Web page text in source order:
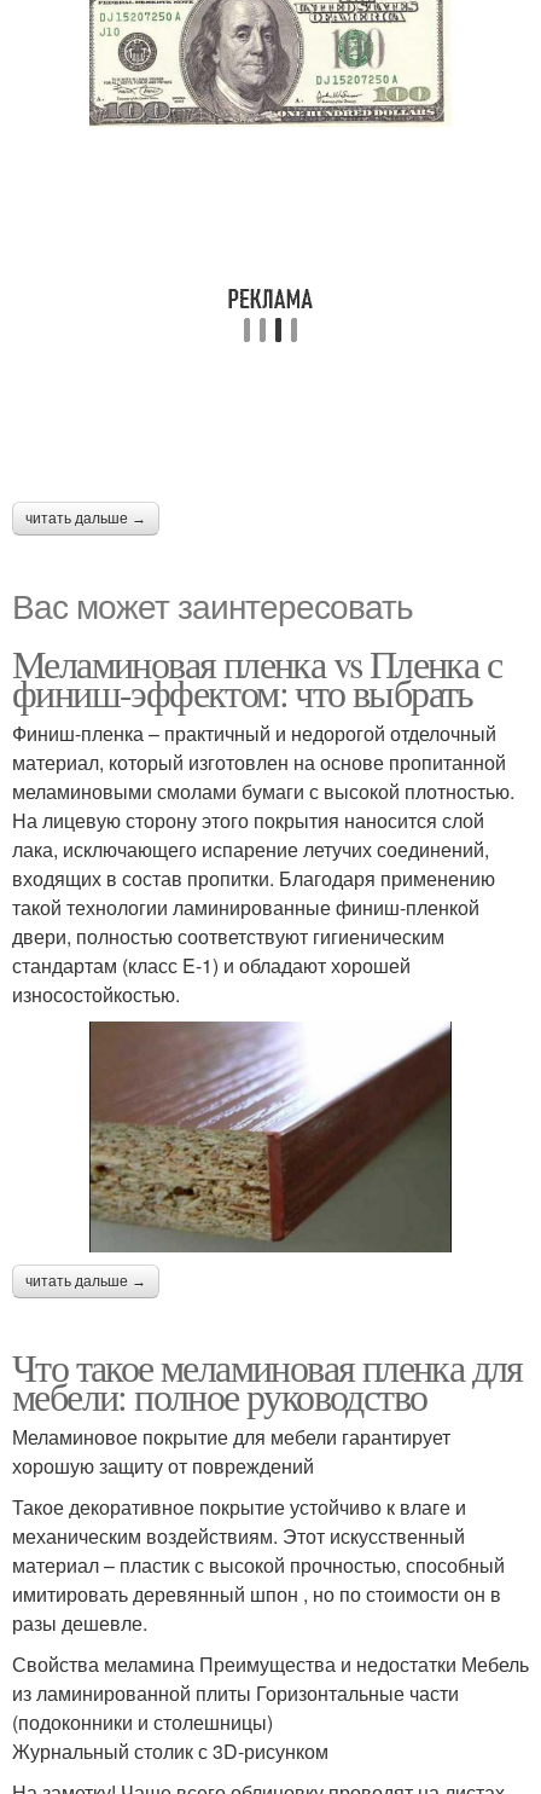
читать дальше →
Вас может заинтересовать
Меламиновая пленка vs Пленка с
финиш-эффектом: что выбрать
Финиш-пленка – практичный и недорогой отделочный
материал, который изготовлен на основе пропитанной
меламиновыми смолами бумаги с высокой плотностью.
На лицевую сторону этого покрытия наносится слой
лака, исключающего испарение летучих соединений,
входящих в состав пропитки. Благодаря применению
такой технологии ламинированные финиш-пленкой
двери, полностью соответствуют гигиеническим
стандартам (класс E-1) и обладают хорошей
износостойкостью.
читать дальше →
Что такое меламиновая пленка для
мебели: полное руководство
Меламиновое покрытие для мебели гарантирует
хорошую защиту от повреждений
Такое декоративное покрытие устойчиво к влаге и
механическим воздействиям. Этот искусственный
материал – пластик с высокой прочностью, способный
имитировать деревянный шпон , но по стоимости он в
разы дешевле.
Свойства меламина Преимущества и недостатки Мебель
из ламинированной плиты Горизонтальные части
(подоконники и столешницы)
Журнальный столик с 3D-рисунком